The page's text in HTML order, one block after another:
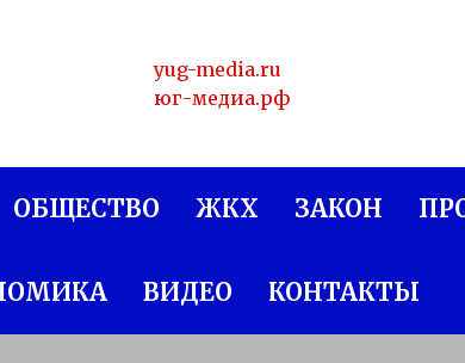
yug-media.ru
юг-медиа.рф
ОБЩЕСТВО ЖКХ ЗАКОН
ВИДЕО КОНТАКТЫ